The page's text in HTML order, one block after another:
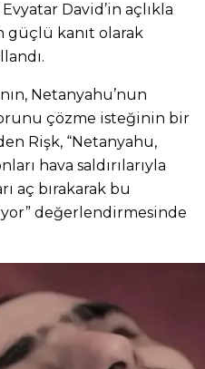
David’in açlıkla
güçlü kanıt olarak
Netanyahu’nun
çözme isteğinin bir
Rişk, “Netanyahu,
hava saldırılarıyla
aç bırakarak bu
değerlendirmesinde